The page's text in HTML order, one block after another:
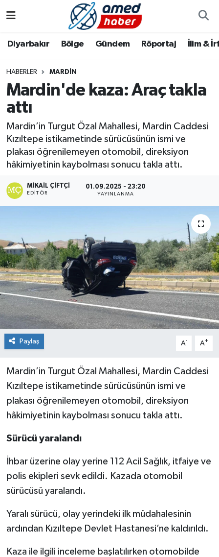
Diyarbakır Bölge Gündem Röportaj İlim &
HABERLER MARDIN
Mardin'de kaza: Araç takla
attı
Mardin’in Turgut Özal Mahallesi, Mardin Caddesi
Kızıltepe istikametinde sürücüsünün ismi ve
plakası öğrenilemeyen otomobil, direksiyon
hâkimiyetinin kaybolması sonucu takla attı.
MIKAIL ÇIFTÇI
EDITÖR
01.09.2025 - 23:20
YAYINLANMA
Paylaş A- A+
Mardin’in Turgut Özal Mahallesi, Mardin Caddesi
Kızıltepe istikametinde sürücüsünün ismi ve
plakası öğrenilemeyen otomobil, direksiyon
hâkimiyetinin kaybolması sonucu takla attı.
Sürücü yaralandı
İhbar üzerine olay yerine 112 Acil Sağlık, itfaiye ve
polis ekipleri sevk edildi. Kazada otomobil
sürücüsü yaralandı.
Yaralı sürücü, olay yerindeki ilk müdahalesinin
ardından Kızıltepe Devlet Hastanesi’ne kaldırıldı.
Kaza ile ilgili inceleme başlatılırken otomobilde
Bölge
Röportaj
Foto Galeri
Yazarlar
Aile
Asayiş
Bilim & Teknoloji
Bölge
Dünya
Eğitim
Güncel
Gündem
İlim & İrfan
Kültür & Sanat
Sağlık
Sağlık & Yaşam
Siyaset
Spor
Yaşam
Diyarbakır Hava Durumu
Diyarbakır Namaz Vakitleri
Diyarbakır Trafik Yoğunluk Haritası
Süper Lig Puan Durumu ve Fikstür
Tüm Manşetler
Son Dakika Haberleri